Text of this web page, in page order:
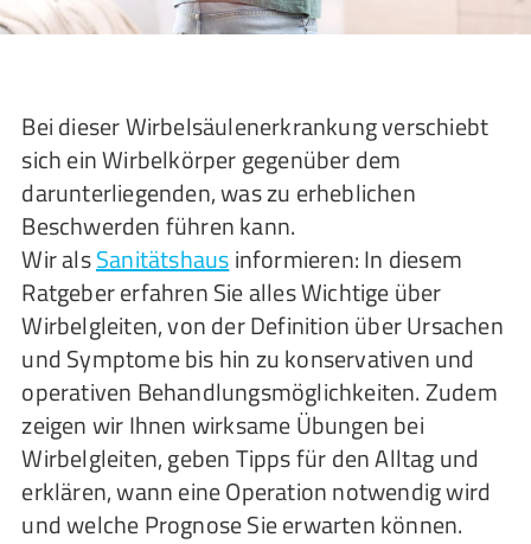
Bei dieser Wirbelsäulenerkrankung verschiebt
sich ein Wirbelkörper gegenüber dem
darunterliegenden, was zu erheblichen
Beschwerden führen kann.
Wir alsSanitätshausinformieren: In diesem
Ratgeber erfahren Sie alles Wichtige über
Wirbelgleiten, von der Definition über Ursachen
und Symptome bis hin zu konservativen und
operativen Behandlungsmöglichkeiten. Zudem
zeigen wir Ihnen wirksame Übungen bei
Wirbelgleiten, geben Tipps für den Alltag und
erklären, wann eine Operation notwendig wird
und welche Prognose Sie erwarten können.